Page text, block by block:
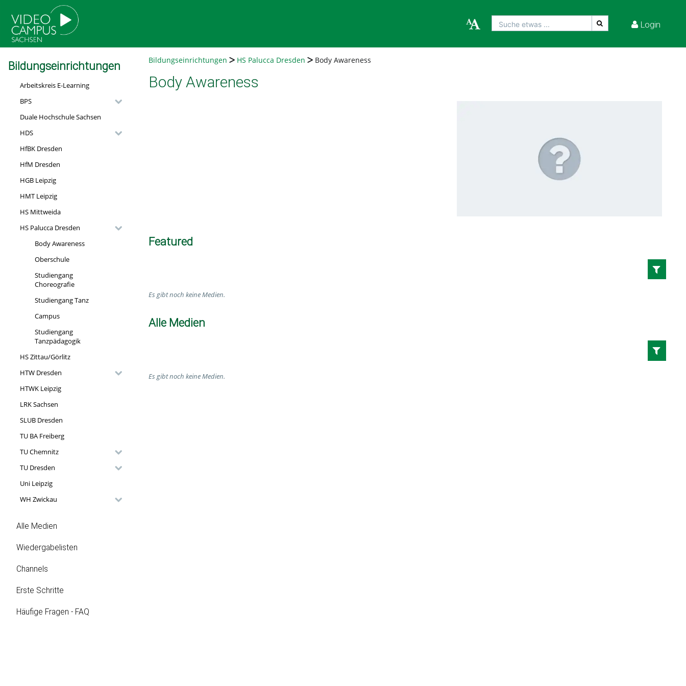
Suche etwas ... Login
Bildungseinrichtungen
Arbeitskreis E-Learning
BPS
Duale Hochschule Sachsen
HDS
HfBK Dresden
HfM Dresden
HGB Leipzig
HMT Leipzig
HS Mittweida
HS Palucca Dresden
Body Awareness
Oberschule
Studiengang
Choreografie
Studiengang Tanz
Campus
Studiengang
Tanzpädagogik
HS Zittau/Görlitz
HTW Dresden
HTWK Leipzig
LRK Sachsen
SLUB Dresden
TU BA Freiberg
TU Chemnitz
TU Dresden
Uni Leipzig
WH Zwickau
Alle Medien
Wiedergabelisten
Channels
Erste Schritte
Häufige Fragen - FAQ
Bildungseinrichtungen HS Palucca Dresden Body Awareness
Body Awareness
Featured
Es gibt noch keine Medien.
Alle Medien
Es gibt noch keine Medien.